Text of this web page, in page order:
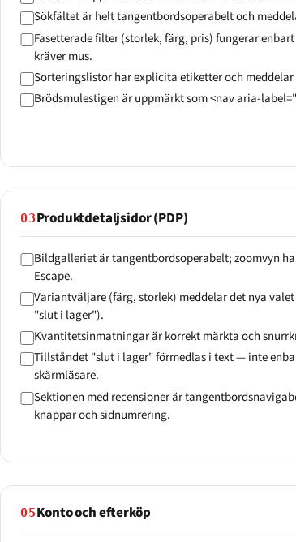
Sökfältet är helt tangentbordsoperabelt och
Fasetterade filter (storlek, färg, pris) fungerar
kräver mus.
Sorteringslistor har explicita etiketter och
Brödsmulestigen är uppmärkt som <nav aria-
03Produktdetaljsidor (PDP)
Bildgalleriet är tangentbordsoperabelt; zoomvyn
Escape.
Variantväljare (färg, storlek) meddelar det nya
"slut i lager").
Kvantitetsinmatningar är korrekt märkta och
Tillståndet "slut i lager" förmedlas i text — inte
skärmläsare.
Sektionen med recensioner är
knappar och sidnumrering.
05Konto och efterköp